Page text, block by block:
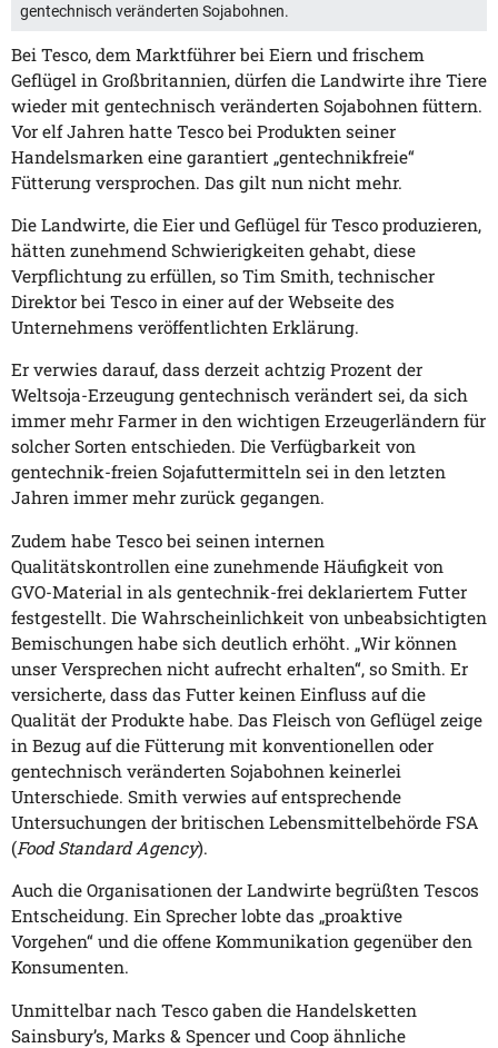
gentechnisch veränderten Sojabohnen.
Bei Tesco, dem Marktführer bei Eiern und frischem
Geflügel in Großbritannien, dürfen die Landwirte ihre Tiere
wieder mit gentechnisch veränderten Sojabohnen füttern.
Vor elf Jahren hatte Tesco bei Produkten seiner
Handelsmarken eine garantiert „gentechnikfreie“
Fütterung versprochen. Das gilt nun nicht mehr.
Die Landwirte, die Eier und Geflügel für Tesco produzieren,
hätten zunehmend Schwierigkeiten gehabt, diese
Verpflichtung zu erfüllen, so Tim Smith, technischer
Direktor bei Tesco in einer auf der Webseite des
Unternehmens veröffentlichten Erklärung.
Er verwies darauf, dass derzeit achtzig Prozent der
Weltsoja-Erzeugung gentechnisch verändert sei, da sich
immer mehr Farmer in den wichtigen Erzeugerländern für
solcher Sorten entschieden. Die Verfügbarkeit von
gentechnik-freien Sojafuttermitteln sei in den letzten
Jahren immer mehr zurück gegangen.
Zudem habe Tesco bei seinen internen
Qualitätskontrollen eine zunehmende Häufigkeit von
GVO-Material in als gentechnik-frei deklariertem Futter
festgestellt. Die Wahrscheinlichkeit von unbeabsichtigten
Bemischungen habe sich deutlich erhöht. „Wir können
unser Versprechen nicht aufrecht erhalten“, so Smith. Er
versicherte, dass das Futter keinen Einfluss auf die
Qualität der Produkte habe. Das Fleisch von Geflügel zeige
in Bezug auf die Fütterung mit konventionellen oder
gentechnisch veränderten Sojabohnen keinerlei
Unterschiede. Smith verwies auf entsprechende
Untersuchungen der britischen Lebensmittelbehörde FSA
(Food Standard Agency).
Auch die Organisationen der Landwirte begrüßten Tescos
Entscheidung. Ein Sprecher lobte das „proaktive
Vorgehen“ und die offene Kommunikation gegenüber den
Konsumenten.
Unmittelbar nach Tesco gaben die Handelsketten
Sainsbury’s, Marks & Spencer und Coop ähnliche